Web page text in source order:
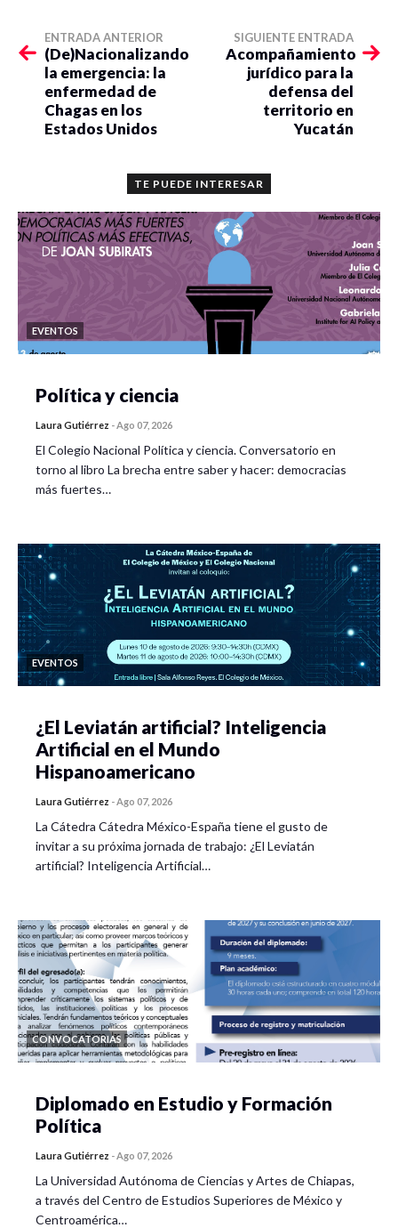
ENTRADA ANTERIOR
(De)Nacionalizando
la emergencia: la
enfermedad de
Chagas en los
Estados Unidos
SIGUIENTE ENTRADA
Acompañamiento
jurídico para la
defensa del
territorio en
Yucatán
TE PUEDE INTERESAR
EVENTOS
Política y ciencia
Laura Gutiérrez -Ago 07, 2026
El Colegio Nacional Política y ciencia. Conversatorio en
torno al libro La brecha entre saber y hacer: democracias
más fuertes…
EVENTOS
¿El Leviatán artificial? Inteligencia
Artificial en el Mundo
Hispanoamericano
Laura Gutiérrez -Ago 07, 2026
La Cátedra Cátedra México-España tiene el gusto de
invitar a su próxima jornada de trabajo: ¿El Leviatán
artificial? Inteligencia Artificial…
CONVOCATORIAS
Diplomado en Estudio y Formación
Política
Laura Gutiérrez -Ago 07, 2026
La Universidad Autónoma de Ciencias y Artes de Chiapas,
a través del Centro de Estudios Superiores de México y
Centroamérica…